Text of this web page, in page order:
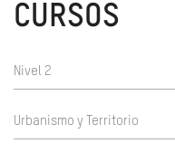
CURSOS
Nivel 2
Urbanismo y Territorio